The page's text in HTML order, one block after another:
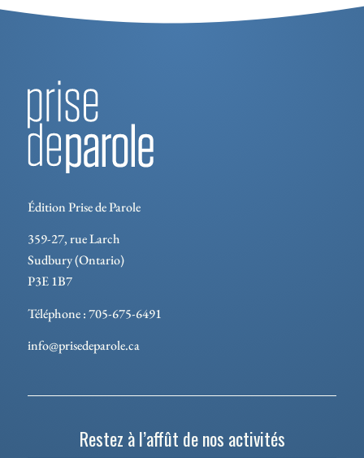
Édition Prise de Parole
359-27, rue Larch
Sudbury (Ontario)
P3E 1B7
Téléphone : 705-675-6491
info@prisedeparole.ca
Restez à l’affût de nos activités